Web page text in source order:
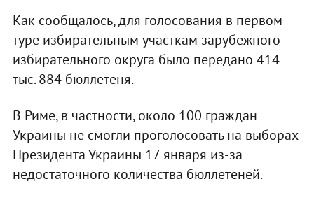
Как сообщалось, для голосования в первом
туре избирательным участкам зарубежного
избирательного округа было передано 414
тыс. 884 бюллетеня.
В Риме, в частности, около 100 граждан
Украины не смогли проголосовать на выборах
Президента Украины 17 января из-за
недостаточного количества бюллетеней.